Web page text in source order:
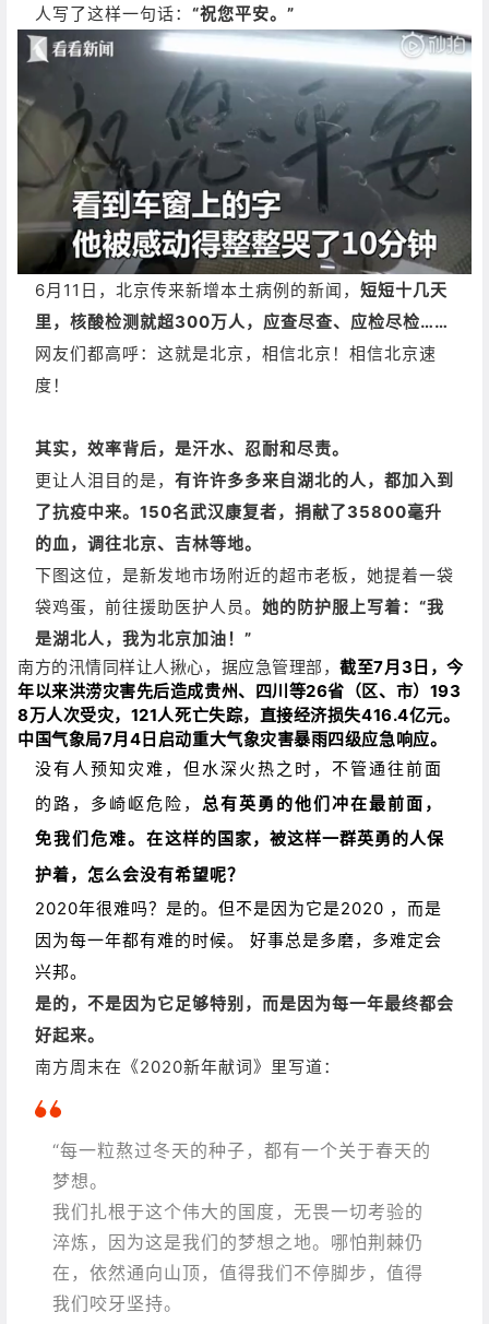
人写了这样一句话： “祝您平安。”
6月11日，北京传来新增本土病例的新闻， 短短十几天
里，核酸检测就超300万人，应查尽查、应检尽检……
网友们都高呼：这就是北京，相信北京！相信北京速
度！
其实，效率背后，是汗水、忍耐和尽责。
更让人泪目的是，
有许许多多来自湖北的人，都加入到
了抗疫中来。
的血，调往北京、吉林等地。
下图这位，是新发地市场附近的超市老板，她提着一袋
袋鸡蛋，前往援助医护人员。她的防护服上写着：“我
是湖北人，我为北京加油！”